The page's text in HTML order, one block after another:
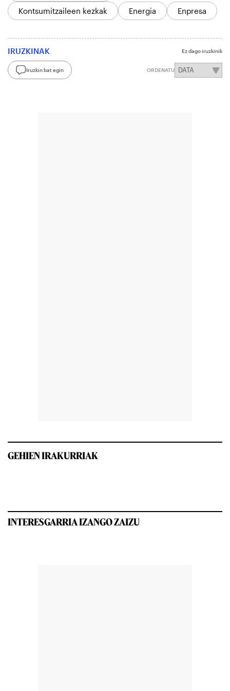
Kontsumitzaileen kezkak Energia Enpresa
IRUZKINAK Ez dago iruzkinik
Iruzkin bat egin ORDENATU
GEHIEN IRAKURRIAK
INTERESGARRIA IZANGO ZAIZU